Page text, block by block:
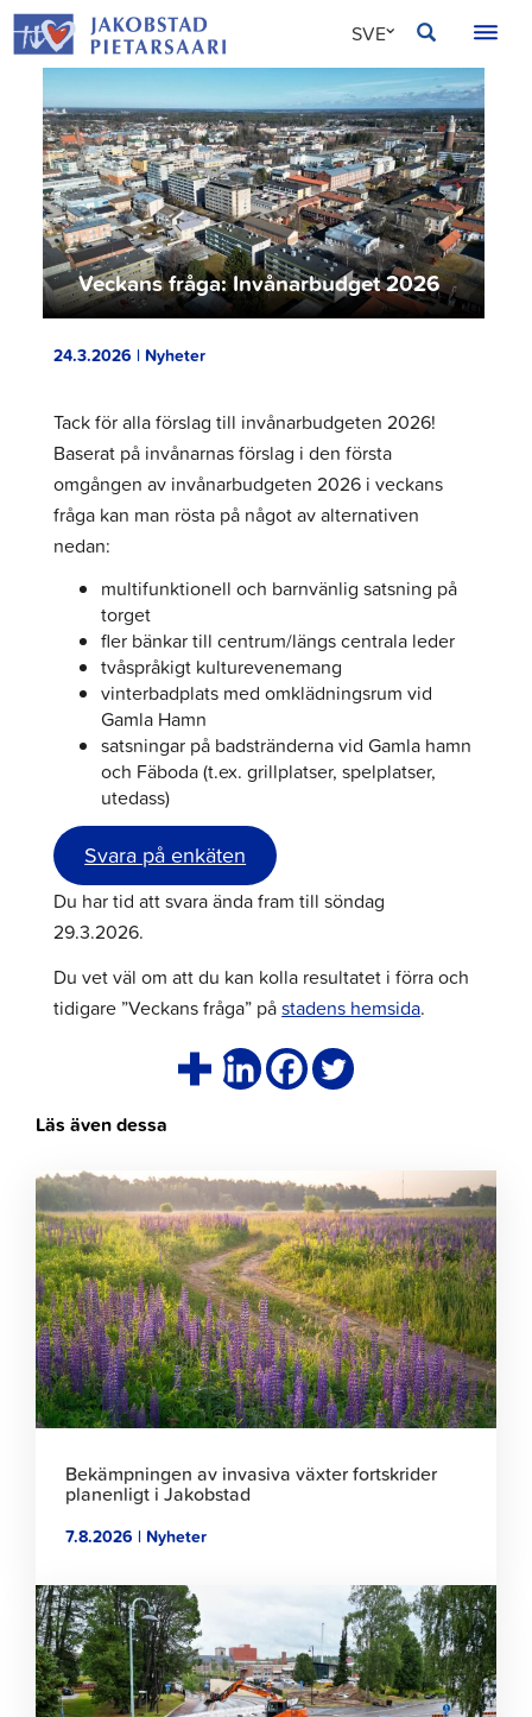
Hoppa
till
innehållet
SVE
FIN
ENG
Veckans fråga: Invånarbudget 2026
24.3.2026 | Nyheter
Tack för alla förslag till invånarbudgeten 2026!
Baserat på invånarnas förslag i den första
omgången av invånarbudgeten 2026 i veckans
fråga kan man rösta på något av alternativen
nedan:
multifunktionell och barnvänlig satsning på
torget
fler bänkar till centrum/längs centrala leder
tvåspråkigt kulturevenemang
vinterbadplats med omklädningsrum vid
Gamla Hamn
satsningar på badstränderna vid Gamla hamn
och Fäboda (t.ex. grillplatser, spelplatser,
utedass)
Svara på enkäten
Du har tid att svara ända fram till söndag
29.3.2026.
Du vet väl om att du kan kolla resultatet i förra och
tidigare ”Veckans fråga” påstadens hemsida.
Läs även dessa
Klicka
för
att
läsa
artikeln
Bekämpningen av invasiva växter fortskrider
planenligt i Jakobstad
7.8.2026 | Nyheter
Klicka
för
att
läsa
artikeln